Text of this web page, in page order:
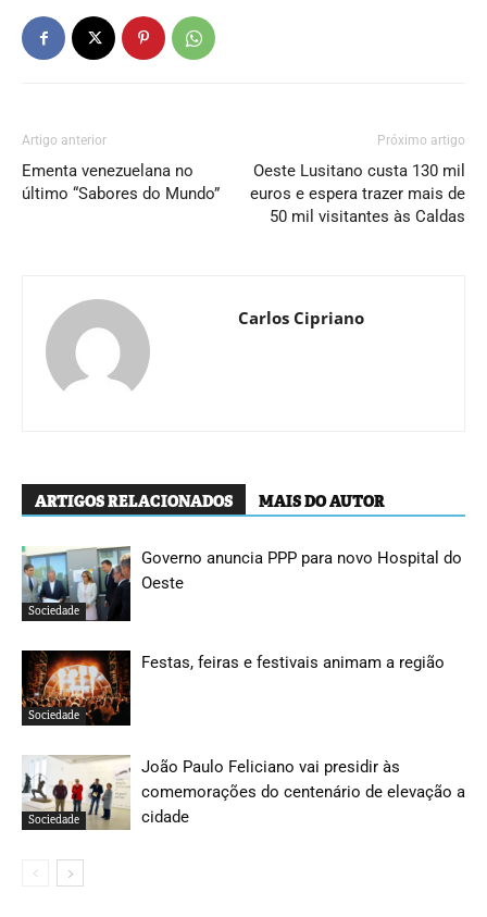
Artigo anterior
Ementa venezuelana no
último “Sabores do Mundo”
Próximo artigo
Oeste Lusitano custa 130 mil
euros e espera trazer mais de
50 mil visitantes às Caldas
Carlos Cipriano
ARTIGOS RELACIONADOS MAIS DO AUTOR
Sociedade
Governo anuncia PPP para novo Hospital do
Oeste
Sociedade
Festas, feiras e festivais animam a região
Sociedade
João Paulo Feliciano vai presidir às
comemorações do centenário de elevação a
cidade